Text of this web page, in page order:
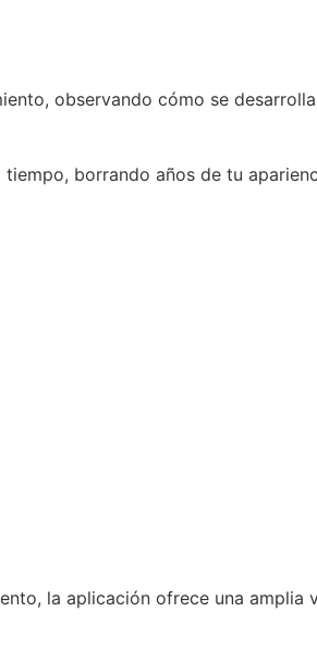
observando cómo se
borrando años de tu
la aplicación ofrece una